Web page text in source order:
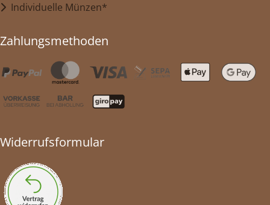
Individuelle Münzen*
Zahlungsmethoden
Widerrufsformular